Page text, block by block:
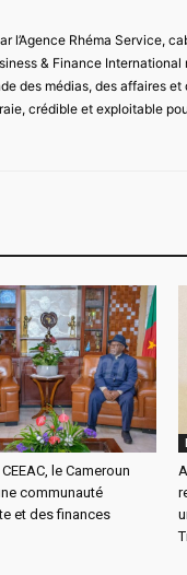
l’Agence Rhéma Service,
& Finance
des médias, des affaires
crédible et exploitable
le Cameroun
communauté
et des finances